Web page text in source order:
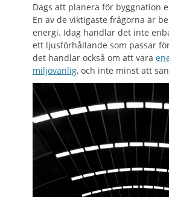
Dags att planera för byggnation
En av de viktigaste frågorna är
energi. Idag handlar det inte
ett ljusförhållande som passar
det handlar också om att vara
miljövänlig, och inte minst att